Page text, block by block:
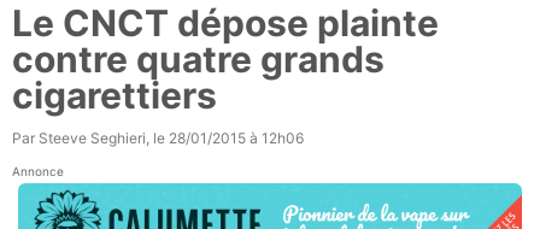
Le CNCT dépose plainte
contre quatre grands
cigarettiers
Par Steeve Seghieri, le 28/01/2015 à 12h06
Annonce